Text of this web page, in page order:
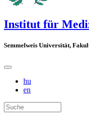
Institut für
Semmelweis Universität,
hu
en